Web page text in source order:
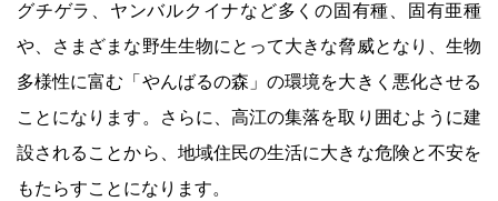
グチゲラ、ヤンバルクイナなど多くの固有種、固有亜種
や、さまざまな野生生物にとって大きな脅威となり、生物
多様性に富む「やんばるの森」の環境を大きく悪化させる
ことになります。さらに、高江の集落を取り囲むように建
設されることから、地域住民の生活に大きな危険と不安を
もたらすことになります。